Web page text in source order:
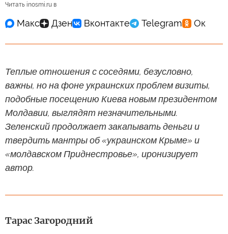
Читать inosmi.ru в
Теплые отношения с соседями, безусловно,
важны, но на фоне украинских проблем визиты,
подобные посещению Киева новым президентом
Молдавии, выглядят незначительными.
Зеленский продолжает закапывать деньги и
твердить мантры об «украинском Крыме» и
«молдавском Приднестровье», иронизирует
автор.
Тарас Загородний